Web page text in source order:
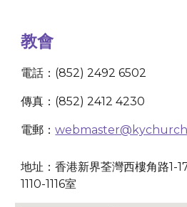
教會
電話：(852) 2492 6502
傳真：(852) 2412 4230
電郵：
地址：香港新界荃灣西樓角路1-
1110-1116室